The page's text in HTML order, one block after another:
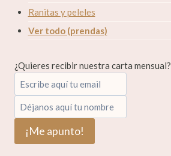
Ranitas y peleles
Ver todo (prendas)
¿Quieres recibir nuestra carta mensual?